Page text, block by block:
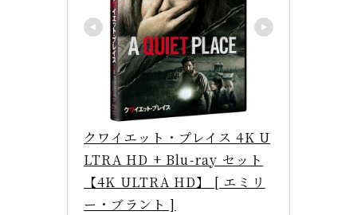
クワイエット・プレイス 4K U
LTRA HD + Blu-ray セット
【4K ULTRA HD】 [ エミリ
ー・ブラント ]